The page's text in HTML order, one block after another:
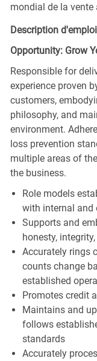
mondial de la vente
Description
Opportunity: Grow
Responsible for
experience proven
customers,
philosophy, and
environment.
loss prevention
multiple areas of
the business.
Role models
with internal and
Supports and
honesty,
Accurately rings
counts change
established
Promotes credit
Maintains and
follows
standards
Accurately